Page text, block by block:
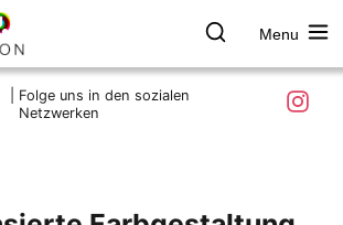
Menu
Folge uns in den sozialen
Netzwerken